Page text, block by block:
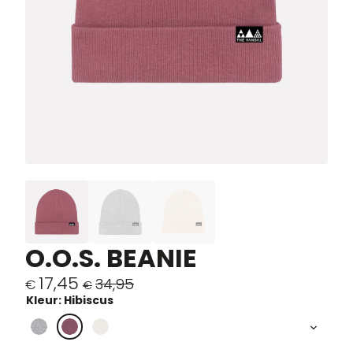
O.O.S. BEANIE
€ 34,95
Oorspronkelijke
prijs
was:
€17,45
Huidige
prijs
is:
Kleur: Hibiscus